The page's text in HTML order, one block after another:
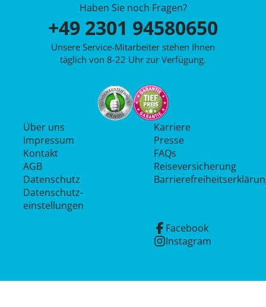
Haben Sie noch Fragen?
+49 2301 94580650
Unsere Service-Mitarbeiter stehen Ihnen
täglich von 8-22 Uhr zur Verfügung.
Über uns
Impressum
Kontakt
AGB
Datenschutz
Datenschutz­
einstellungen
Karriere
Presse
FAQs
Reiseversicherung
Facebook
Instagram